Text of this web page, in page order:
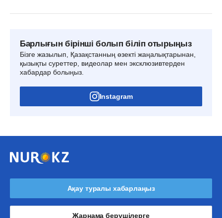
Барлығын бірінші болып біліп отырыңыз
Бізге жазылып, Қазақстанның өзекті жаңалықтарынан,
қызықты суреттер, видеолар мен эксклюзивтерден
хабардар болыңыз.
Instagram
Ақау туралы хабарлаңыз
Жарнама берушілерге